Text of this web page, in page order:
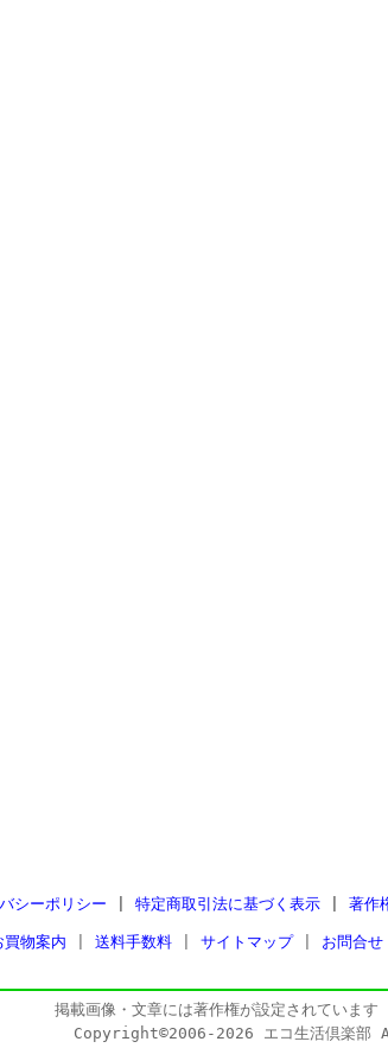
シーポリシー 特定商取引法に基づく表示| 著作
買物案内 送料手数料 サイトマップ| お問合せ
掲載画像・文章には著作権が設定されていま
Copyright©2006-2026 エコ生活倶楽